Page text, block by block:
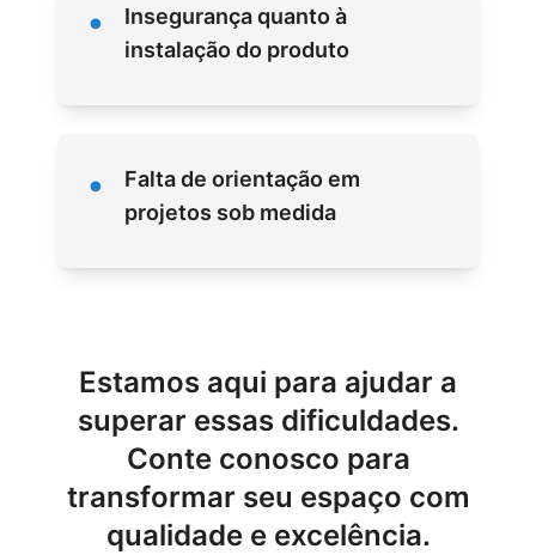
•
Insegurança quanto à
instalação do produto
•
Falta de orientação em
projetos sob medida
Estamos aqui para ajudar a
superar essas dificuldades.
Conte conosco para
transformar seu espaço com
qualidade e excelência.